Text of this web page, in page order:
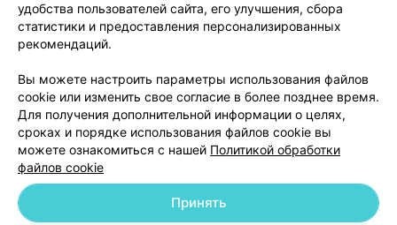
Написать руководителю 103.by
Обработка персональных данных
© 2026 ООО «Артокс Лаб», УНП 191700409 | 220012, Республика Беларусь,
удобства пользователей сайта, его улучшения, сбора
статистики и предоставления персонализированных
рекомендаций.
Вы можете настроить параметры использования файлов
cookie или изменить свое согласие в более позднее время.
Для получения дополнительной информации о целях,
сроках и порядке использования файлов cookie вы
можете ознакомиться с нашей Политикой обработки
файлов cookie
Принять